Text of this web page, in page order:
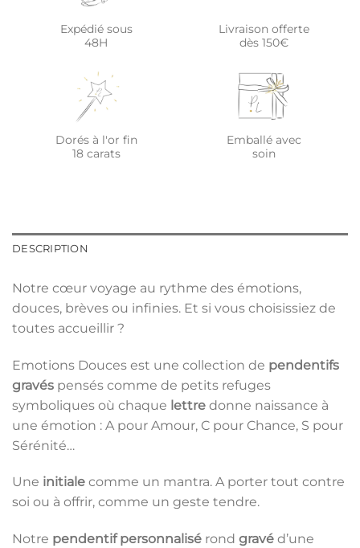
Expédié sous
48H
Livraison offerte
dès 150€
Dorés à l'or fin
18 carats
Emballé avec
soin
DESCRIPTION
Notre cœur voyage au rythme des émotions,
douces, brèves ou infinies. Et si vous choisissiez de
toutes accueillir ?
Emotions Douces est une collection de pendentifs
gravés pensés comme de petits refuges
symboliques où chaque lettre donne naissance à
une émotion : A pour Amour, C pour Chance, S pour
Sérénité…
Une initiale comme un mantra. A porter tout contre
soi ou à offrir, comme un geste tendre.
Notre pendentif personnalisé rond gravé d’une